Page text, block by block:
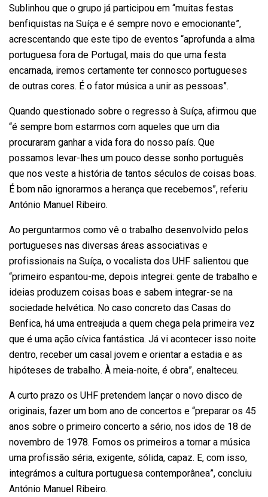
Sublinhou que o grupo já participou em “muitas festas
benfiquistas na Suíça e é sempre novo e emocionante”,
acrescentando que este tipo de eventos “aprofunda a alma
portuguesa fora de Portugal, mais do que uma festa
encarnada, iremos certamente terconnoscoportugueses
de outras cores. É o fator música a unir as pessoas”.
Quando questionado sobre o regresso à Suíça, afirmou que
“é sempre bom estarmos com aqueles que um dia
procuraram ganhar a vida fora do nosso país. Que
possamos levar-lhes um pouco desse sonho português
que nos veste a história de tantos séculos de coisas boas.
É bom não ignorarmos a herança que recebemos”, referiu
António Manuel Ribeiro.
Ao perguntarmos como vê o trabalho desenvolvido pelos
portugueses nas diversas áreas associativas e
profissionais na Suíça, o vocalista dos UHF salientou que
“primeiro espantou-me, depois integrei: gente de trabalho e
ideias produzem coisas boas e sabem integrar-se na
sociedade helvética. No caso concreto das Casas do
Benfica, há uma entreajuda a quem chega pela primeira vez
que é uma ação cívica fantástica. Já vi acontecer isso noite
dentro, receber um casal jovem e orientar a estadia e as
hipóteses de trabalho. À meia-noite, é obra”, enalteceu.
A curto prazo os UHF pretendem lançar o novo disco de
originais, fazer um bom ano deconcertose “preparar os 45
anos sobre o primeiro concerto a sério, nos idos de 18 de
novembro de 1978. Fomos os primeiros a tornar a música
uma profissão séria, exigente, sólida, capaz. E, com isso,
integrámos a cultura portuguesa contemporânea”, concluiu
António Manuel Ribeiro.